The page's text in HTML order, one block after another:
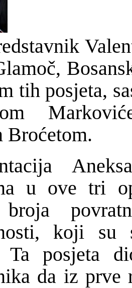
tih posjeta,
Broćetom.
u ove tri
koji
Ta posjeta
da iz prve